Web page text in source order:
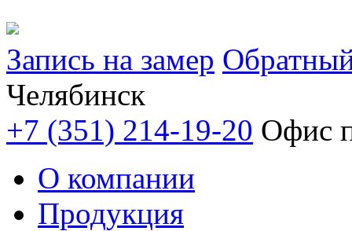
Запись на замер
Челябинск
+7 (351) 214-19-20 Офис
О компании
Продукция